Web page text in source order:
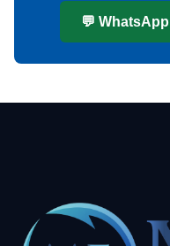
💬 WhatsApp